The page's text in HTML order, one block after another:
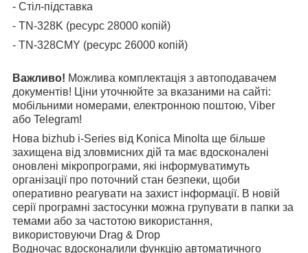
- Стіл-підставка
- TN-328K (ресурс 28000 копій)
- TN-328CMY (ресурс 26000 копій)
Важливо! Можлива комплектація з автоподавачем
документів! Ціни уточнюйте за вказаними на сайті:
мобільними номерами, електронною поштою, Viber
або Telegram!
Нова bizhub i-Series від Konica Minolta ще більше
захищена від зловмисних дій та має вдосконалені
оновлені мікропрограми, які інформуватимуть
організації про поточний стан безпеки, щоби
оперативно реагувати на захист інформації. В новій
серії програмні застосунки можна групувати в папки за
темами або за частотою використання,
використовуючи Drag & Drop
Водночас вдосконалили функцію автоматичного